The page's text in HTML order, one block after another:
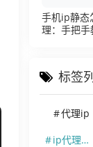
手机ip静态
理：手把手
标签
代理ip
ip代理软件